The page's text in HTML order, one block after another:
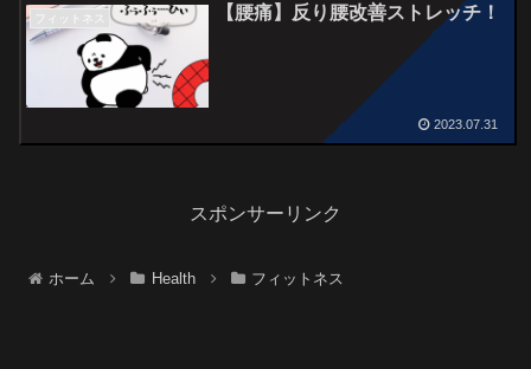
フィットネス 【腰痛】反り腰改善ストレッチ！
2023.07.31
スポンサーリンク
ホーム Health フィットネス